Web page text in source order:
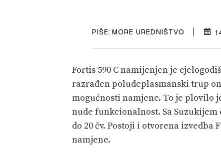
PIŠE: MORE UREDNIŠTVO
Fortis 590 C namijenjen je
razrađen poludeplasmanski trup
mogućnosti namjene. To je
nude funkcionalnost. Sa Suzukijem
do 20 čv. Postoji i otvorena
namjene.